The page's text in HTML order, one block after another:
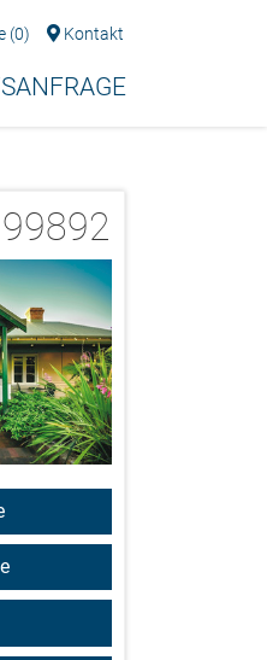
(0) Kontakt